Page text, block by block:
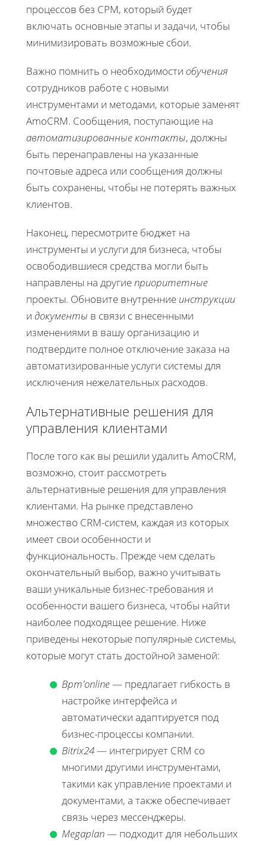
процессов без СРМ, который будет
включать основные этапы и задачи, чтобы
минимизировать возможные сбои.
Важно помнить о необходимости обучения
сотрудников работе с новыми
инструментами и методами, которые заменят
AmoCRM. Сообщения, поступающие на
автоматизированные контакты, должны
быть перенаправлены на указанные
почтовые адреса или сообщения должны
быть сохранены, чтобы не потерять важных
клиентов.
Наконец, пересмотрите бюджет на
инструменты и услуги для бизнеса, чтобы
освободившиеся средства могли быть
направлены на другиеприоритетные
проекты. Обновите внутренние инструкции
и документы в связи с внесенными
изменениями в вашу организацию и
подтвердите полное отключение заказа на
автоматизированные услуги системы для
исключения нежелательных расходов.
Альтернативные решения для
управления клиентами
После того как вы решили удалить AmoCRM,
возможно, стоит рассмотреть
альтернативные решения для управления
клиентами. На рынке представлено
множество CRM-систем, каждая из которых
имеет свои особенности и
функциональность. Прежде чем сделать
окончательный выбор, важно учитывать
ваши уникальные бизнес-требования и
особенности вашего бизнеса, чтобы найти
наиболее подходящее решение. Ниже
приведены некоторые популярные системы,
которые могут стать достойной заменой:
Bpm'online— предлагает гибкость в
настройке интерфейса и
автоматически адаптируется под
бизнес-процессы компании.
Bitrix24— интегрирует CRM со
многими другими инструментами,
такими как управление проектами и
документами, а также обеспечивает
связь через мессенджеры.
Megaplan— подходит для небольших